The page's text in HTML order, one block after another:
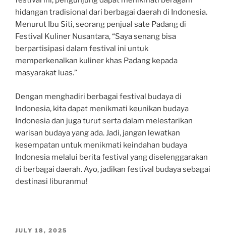
hidangan tradisional dari berbagai daerah di Indonesia.
Menurut Ibu Siti, seorang penjual sate Padang di
Festival Kuliner Nusantara, “Saya senang bisa
berpartisipasi dalam festival ini untuk
memperkenalkan kuliner khas Padang kepada
masyarakat luas.”
Dengan menghadiri berbagai festival budaya di
Indonesia, kita dapat menikmati keunikan budaya
Indonesia dan juga turut serta dalam melestarikan
warisan budaya yang ada. Jadi, jangan lewatkan
kesempatan untuk menikmati keindahan budaya
Indonesia melalui berita festival yang diselenggarakan
di berbagai daerah. Ayo, jadikan festival budaya sebagai
destinasi liburanmu!
POSTED
JULY 18, 2025